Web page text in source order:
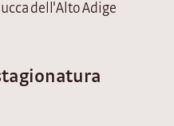
dell'Alto Adige